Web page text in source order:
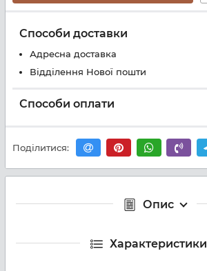
Способи доставки
Адресна доставка
Відділення Нової пошти
Способи оплати
Поділитися:
Опис
Характеристики